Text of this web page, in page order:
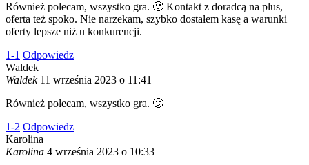
Również polecam, wszystko gra. 🙂 Kontakt z doradcą na plus,
oferta też spoko. Nie narzekam, szybko dostałem kasę a warunki
oferty lepsze niż u konkurencji.
1-1 Odpowiedz
Waldek
Waldek 11 września 2023 o 11:41
Również polecam, wszystko gra. 🙂
1-2 Odpowiedz
Karolina
Karolina 4 września 2023 o 10:33